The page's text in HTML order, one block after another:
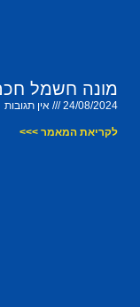
מונה חשמל
24/08/2024 אין תגובות
לקריאת המאמר >>>